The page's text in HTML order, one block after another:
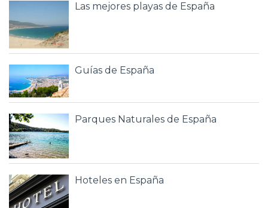
Las mejores playas de España
Guías de España
Parques Naturales de España
Hoteles en España